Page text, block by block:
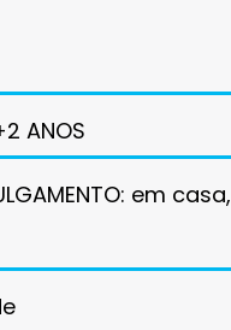
ANOS
em